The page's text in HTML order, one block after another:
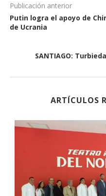
Publicación anterior
Putin logra el apoyo de
de Ucrania
SANTIAGO:
ARTÍCULOS